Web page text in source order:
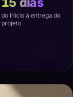
do início à entrega do
projeto